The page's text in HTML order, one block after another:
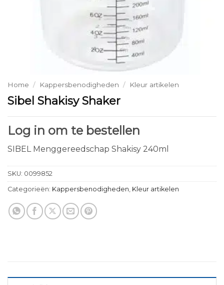
Home / Kappersbenodigheden / Kleur artikelen
Sibel Shakisy Shaker
Log in om te bestellen
SIBEL Menggereedschap Shakisy 240ml
SKU: 0099852
Categorieën: Kappersbenodigheden Kleur artikelen